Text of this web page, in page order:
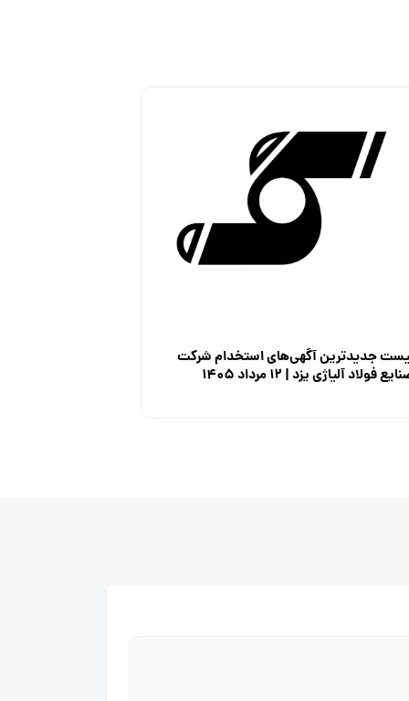
جدیدترین آگهی‌های استخدام شرکت
فولاد آلیاژی یزد | ۱۲ مرداد ۱۴۰۵